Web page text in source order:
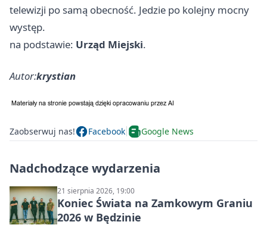
telewizji po samą obecność. Jedzie po kolejny mocny
występ.
na podstawie: Urząd Miejski.
Autor:krystian
Zaobserwuj nas! Facebook Google News
Nadchodzące wydarzenia
21 sierpnia 2026, 19:00
Koniec Świata na Zamkowym Graniu
2026 w Będzinie